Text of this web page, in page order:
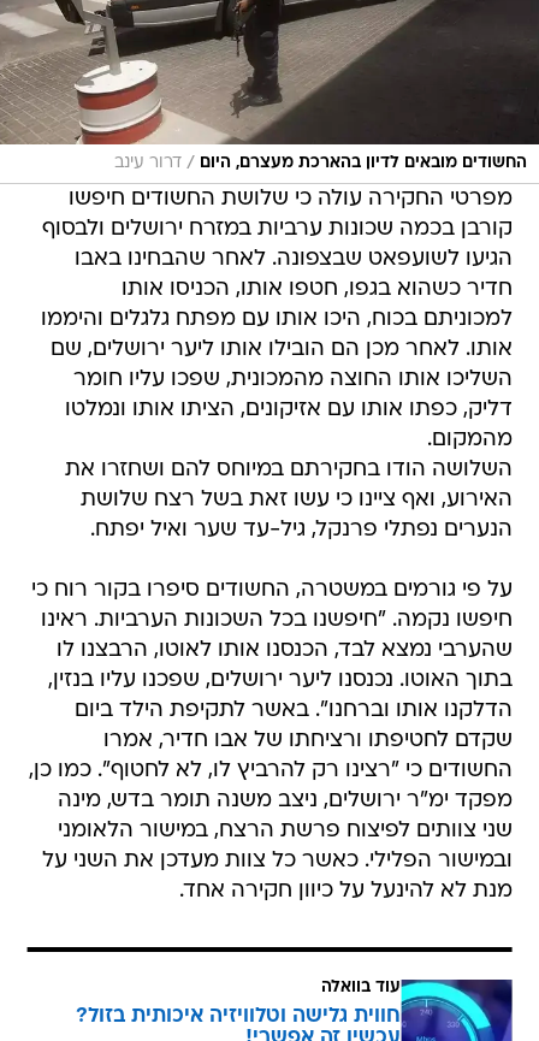
החשודים מובאים לדיון בהארכת מעצרם, היום / דרור עינב
מפרטי החקירה עולה כי שלושת החשודים חיפשו
קורבן בכמה שכונות ערביות במזרח ירושלים ולבסוף
הגיעו לשועפאט שבצפונה. לאחר שהבחינו באבו
חדיר כשהוא בגפו, חטפו אותו, הכניסו אותו
למכוניתם בכוח, היכו אותו עם מפתח גלגלים והיממו
אותו. לאחר מכן הם הובילו אותו ליער ירושלים, שם
השליכו אותו החוצה מהמכונית, שפכו עליו חומר
דליק, כפתו אותו עם אזיקונים, הציתו אותו ונמלטו
מהמקום.
השלושה הודו בחקירתם במיוחס להם ושחזרו את
האירוע, ואף ציינו כי עשו זאת בשל רצח שלושת
הנערים נפתלי פרנקל, גיל-עד שער ואיל יפתח.
על פי גורמים במשטרה, החשודים סיפרו בקור רוח כי
חיפשו נקמה. "חיפשנו בכל השכונות הערביות. ראינו
שהערבי נמצא לבד, הכנסנו אותו לאוטו, הרבצנו לו
בתוך האוטו. נכנסנו ליער ירושלים, שפכנו עליו בנזין,
הדלקנו אותו וברחנו". באשר לתקיפת הילד ביום
שקדם לחטיפתו ורציחתו של אבו חדיר, אמרו
החשודים כי "רצינו רק להרביץ לו, לא לחטוף". כמו כן,
מפקד ימ"ר ירושלים, ניצב משנה תומר בדש, מינה
שני צוותים לפיצוח פרשת הרצח, במישור הלאומני
ובמישור הפלילי. כאשר כל צוות מעדכן את השני על
מנת לא להינעל על כיוון חקירה אחד.
עוד בוואלה
חווית גלישה וטלוויזיה איכותית בזול?